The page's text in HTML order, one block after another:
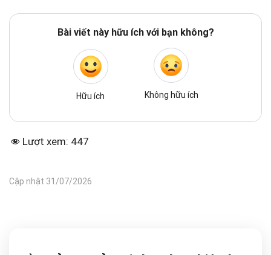
Bài viết này hữu ích với bạn không?
Hữu ích Không hữu ích
Lượt xem: 447
Cập nhật 31/07/2026